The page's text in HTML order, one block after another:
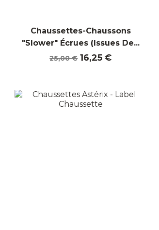
Chaussettes-Chaussons
"Slower" Écrues (Issues De...
Prix
25,00 € Prix
16,25 €